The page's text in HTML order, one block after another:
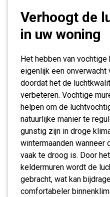
Verhoogt de
in uw woning
Het hebben van vochtige
eigenlijk een onverwacht
doordat het de
verbeteren. Vochtige
helpen om de
natuurlijke manier te
gunstig zijn in droge
wintermaanden wanneer
vaak te droog is. Door
keldermuren wordt de
gebracht, wat kan
comfortabeler